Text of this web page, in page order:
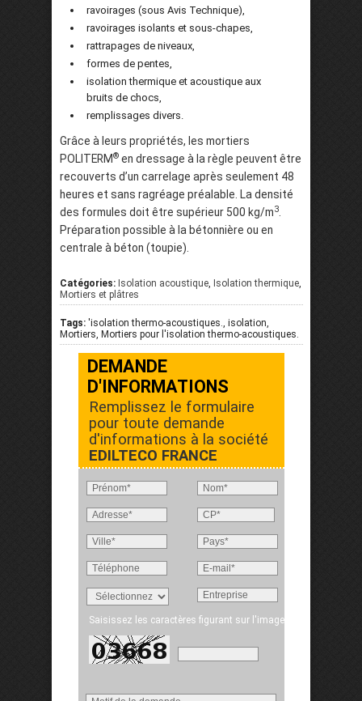
ravoirages (sous Avis Technique),
ravoirages isolants et sous-chapes,
rattrapages de niveaux,
formes de pentes,
isolation thermique et acoustique aux
bruits de chocs,
remplissages divers.
Grâce à leurs propriétés, les mortiers
POLITERM® en dressage à la règle peuvent être
recouverts d’un carrelage après seulement 48
heures et sans ragréage préalable. La densité
des formules doit être supérieur 500 kg/m3.
Préparation possible à la bétonnière ou en
centrale à béton (toupie).
Catégories: Isolation acoustique, Isolation thermique,
Mortiers et plâtres
Tags: 'isolation thermo-acoustiques., isolation,
Mortiers, Mortiers pour l'isolation thermo-acoustiques.
DEMANDE
D'INFORMATIONS
Remplissez le formulaire
pour toute demande
d'informations à la société
EDILTECO FRANCE
Saisissez les caractères figurant sur l'image